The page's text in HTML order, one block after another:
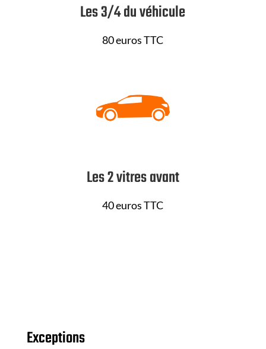
Les 3/4 du véhicule
80 euros TTC
Les 2 vitres avant
40 euros TTC
Exceptions